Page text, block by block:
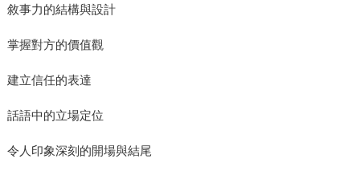
敘事力的結構與設計
掌握對方的價值觀
建立信任的表達
話語中的立場定位
令人印象深刻的開場與結尾